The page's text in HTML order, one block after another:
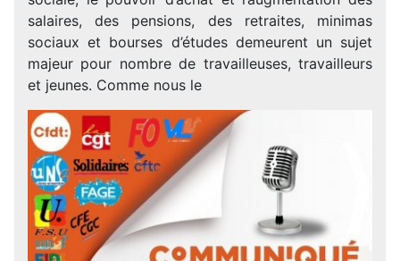
salaires, des pensions, des retraites, minimas
sociaux et bourses d’études demeurent un sujet
majeur pour nombre de travailleuses, travailleurs
et jeunes. Comme nous le